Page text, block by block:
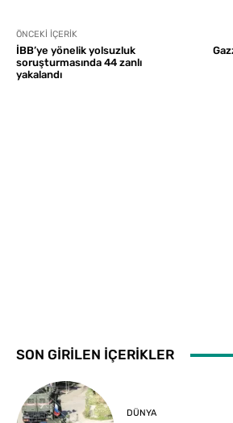
ÖNCEKI İÇERIK
İBB’ye yönelik yolsuzluk
soruşturmasında 44 zanlı
yakalandı
SON GİRİLEN İÇERİKLER
DÜNYA